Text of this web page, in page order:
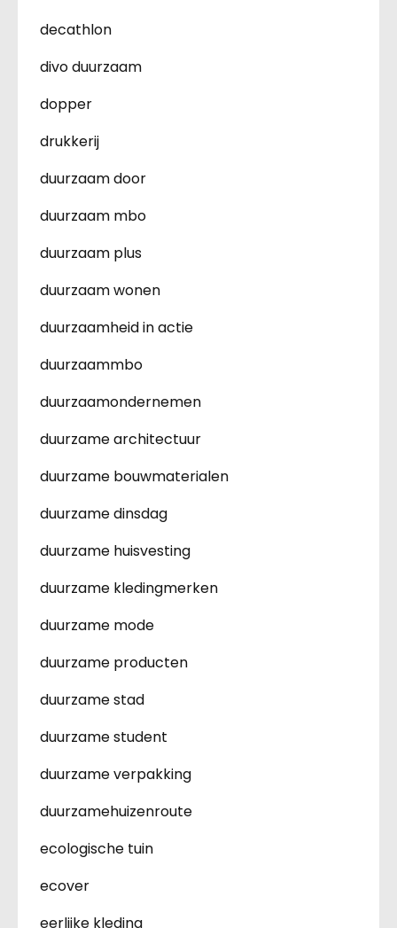
decathlon
divo duurzaam
dopper
drukkerij
duurzaam door
duurzaam mbo
duurzaam plus
duurzaam wonen
duurzaamheid in actie
duurzaammbo
duurzaamondernemen
duurzame architectuur
duurzame bouwmaterialen
duurzame dinsdag
duurzame huisvesting
duurzame kledingmerken
duurzame mode
duurzame producten
duurzame stad
duurzame student
duurzame verpakking
duurzamehuizenroute
ecologische tuin
ecover
eerlijke kleding